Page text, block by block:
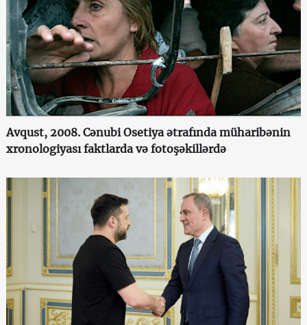
Avqust, 2008. Cənubi Osetiya ətrafında müharibənin
xronologiyası faktlarda və fotoşəkillərdə